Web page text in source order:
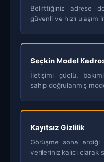
Belirttiğiniz adrese
güvenli ve hızlı ulaşım
Seçkin Model
İletişimi güçlü,
sahip doğrulanmış
Kayıtsız Gizlilik
Görüşme sona
verileriniz kalıcı olarak